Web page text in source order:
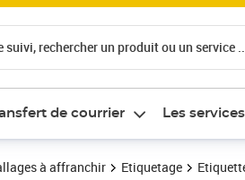
suivi, rechercher un produit ou un service
de courrier Les services
à affranchir Etiquetage